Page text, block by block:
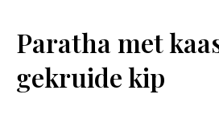
Paratha met
gekruide kip